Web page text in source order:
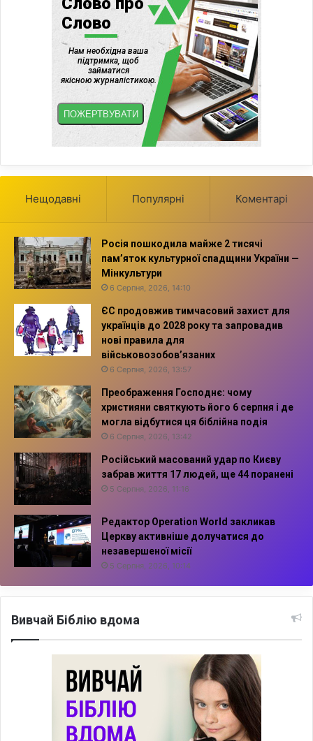
Нещодавні Популярні Коментарі
Росія пошкодила майже 2 тисячі
пам’яток культурної спадщини України —
Мінкультури
6 Серпня, 2026, 14:10
ЄС продовжив тимчасовий захист для
українців до 2028 року та запровадив
нові правила для
військовозобов’язаних
6 Серпня, 2026, 13:57
Преображення Господнє: чому
християни святкують його 6 серпня і де
могла відбутися ця біблійна подія
6 Серпня, 2026, 13:42
Російський масований удар по Києву
забрав життя 17 людей, ще 44 поранені
5 Серпня, 2026, 11:16
Редактор Operation World закликав
Церкву активніше долучатися до
незавершеної місії
5 Серпня, 2026, 10:14
Вивчай Біблію вдома